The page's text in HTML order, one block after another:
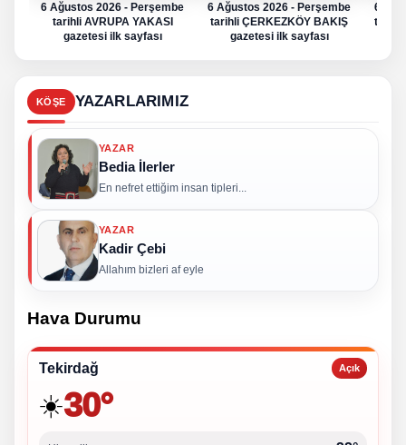
6 Ağustos 2026 - Perşembe
tarihli AVRUPA YAKASI
gazetesi ilk sayfası
6 Ağustos 2026 - Perşembe
tarihli ÇERKEZKÖY BAKIŞ
gazetesi ilk sayfası
6
tarihli
KÖŞE YAZARLARIMIZ
YAZAR
Bedia İlerler
En nefret ettiğim insan tipleri...
YAZAR
Kadir Çebi
Allahım bizleri af eyle
Hava Durumu
Tekirdağ Açık
☀️30°